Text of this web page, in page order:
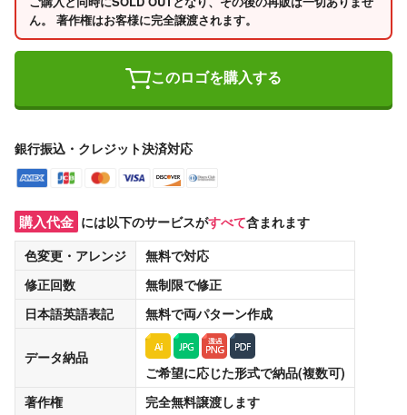
ん。 著作権はお客様に完全譲渡されます。
このロゴを購入する
銀行振込・クレジット決済対応
購入代金 には以下のサービスがすべて含まれます
色変更・アレンジ
無料で対応
修正回数
無制限で修正
日本語英語表記
無料で両パターン作成
データ納品
ご希望に応じた形式で納品(複数可)
著作権
完全無料譲渡します